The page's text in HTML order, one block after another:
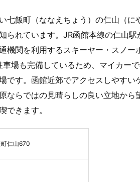
七飯町（ななえちょう）の仁山（
られています。JR函館本線の仁山
機関を利用するスキーヤー・スノ
場も完備しているため、マイカー
です。函館近郊でアクセスしやす
ならではの見晴らしの良い立地か
できます。
仁山670